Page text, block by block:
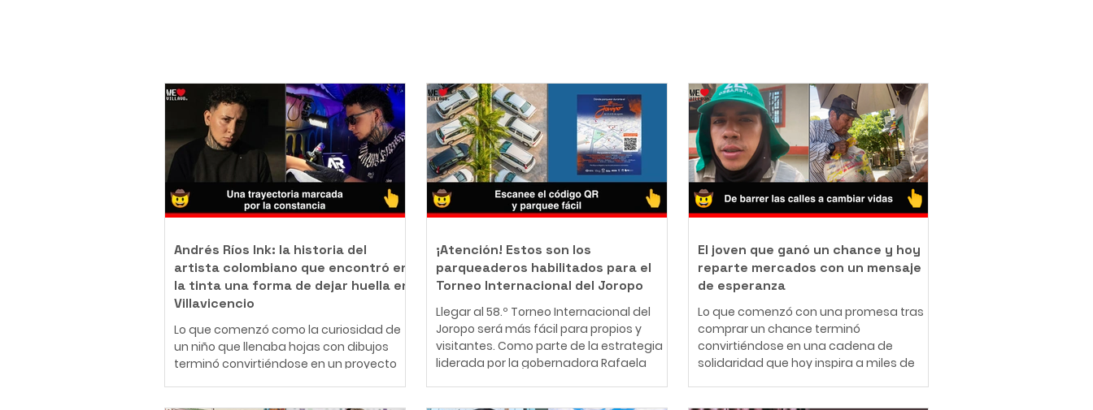
Andrés Ríos Ink: la historia del
artista colombiano que encontró en
la tinta una forma de dejar huella en
Villavicencio
Lo que comenzó como la curiosidad de
un niño que llenaba hojas con dibujos
terminó convirtiéndose en un proyecto
¡Atención! Estos son los
parqueaderos habilitados para el
Torneo Internacional del Joropo
Llegar al 58.º Torneo Internacional del
Joropo será más fácil para propios y
visitantes. Como parte de la estrategia
liderada por la gobernadora Rafaela
El joven que ganó un chance y hoy
reparte mercados con un mensaje
de esperanza
Lo que comenzó con una promesa tras
comprar un chance terminó
convirtiéndose en una cadena de
solidaridad que hoy inspira a miles de